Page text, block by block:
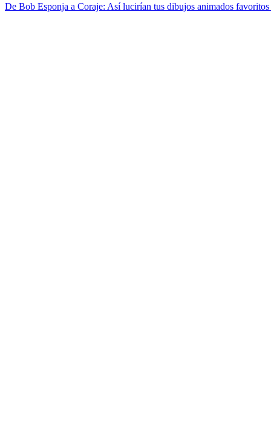
De Bob Esponja a Coraje: Así lucirían tus dibujos animados favoritos